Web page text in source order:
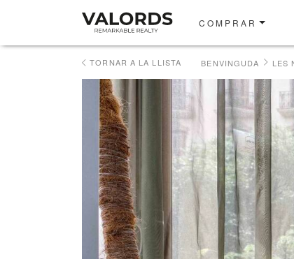
COMPRAR
BENVINGUDA
TORNAR A LA LLISTA